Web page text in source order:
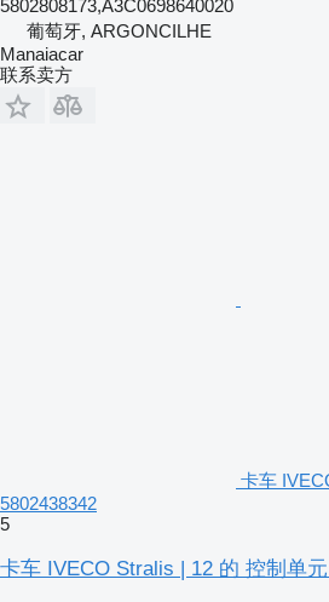
5802808173,A3C0698640020
葡萄牙, ARGONCILHE
Manaiacar
联系卖方
卡车
5802438342
5
卡车 IVECO Stralis | 12 的 控制单